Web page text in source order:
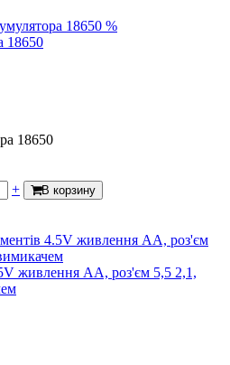
%
18650
18650
+ В корзину
живлення АА, роз'єм 5,5 2,1,